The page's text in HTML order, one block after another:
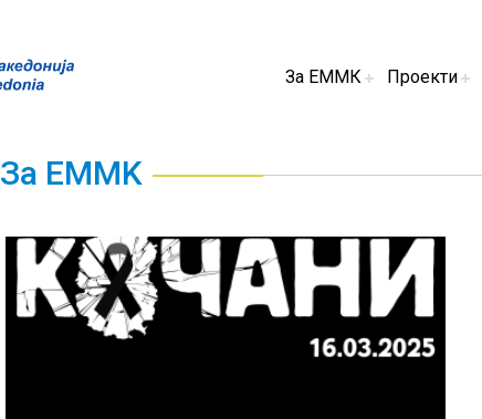
За ЕММК Проекти
За EMMK